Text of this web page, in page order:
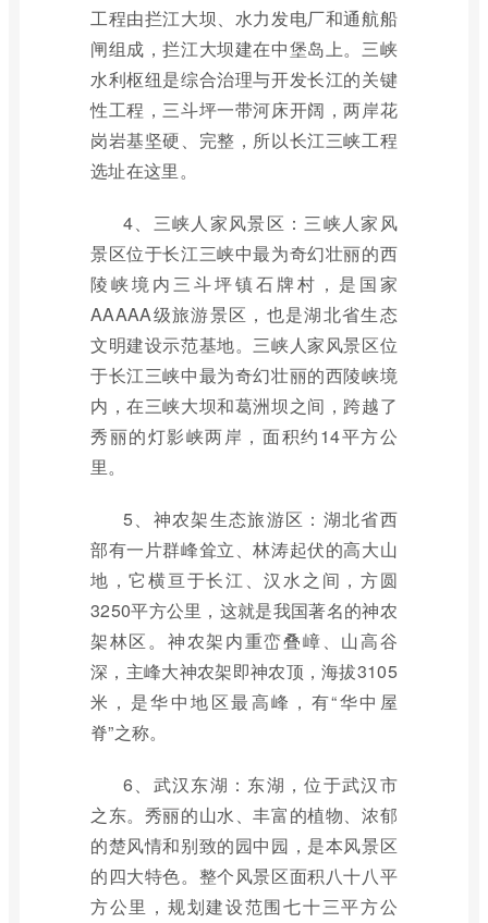
工程由拦江大坝、水力发电厂和通航船
闸组成，拦江大坝建在中堡岛上。三峡
水利枢纽是综合治理与开发长江的关键
性工程，三斗坪一带河床开阔，两岸花
岗岩基坚硬、完整，所以长江三峡工程
选址在这里。
4、三峡人家风景区：三峡人家风
景区位于长江三峡中最为奇幻壮丽的西
陵峡境内三斗坪镇石牌村，是国家
AAAAA级旅游景区，也是湖北省生态
文明建设示范基地。三峡人家风景区位
于长江三峡中最为奇幻壮丽的西陵峡境
内，在三峡大坝和葛洲坝之间，跨越了
秀丽的灯影峡两岸，面积约14平方公
里。
5、神农架生态旅游区：湖北省西
部有一片群峰耸立、林涛起伏的高大山
地，它横亘于长江、汉水之间，方圆
3250平方公里，这就是我国著名的神农
架林区。神农架内重峦叠嶂、山高谷
深，主峰大神农架即神农顶，海拔3105
米，是华中地区最高峰，有“华中屋
脊”之称。
6、武汉东湖：东湖，位于武汉市
之东。秀丽的山水、丰富的植物、浓郁
的楚风情和别致的园中园，是本风景区
的四大特色。整个风景区面积八十八平
方公里，规划建设范围七十三平方公